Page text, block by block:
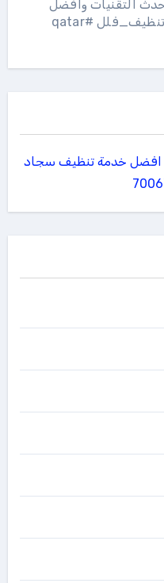
التقنيات وافضل
الأسعار اتصل الآن 70067311 #تنظيف_فلل #qatar
افضل خدمة تنظيف سجاد